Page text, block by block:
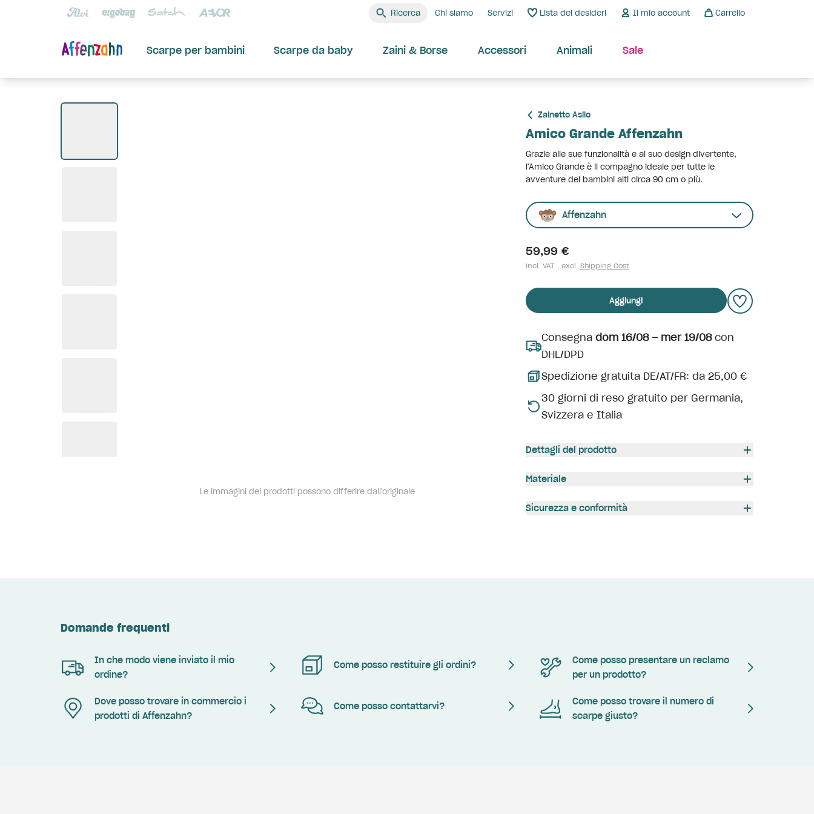
Ricerca Chi siamo Servizi Lista dei desideri Il mio account Carrello
Scarpe per bambini Scarpe da baby Zaini & Borse Accessori Animali Sale
Le immagini dei prodotti possono differire dall'originale
Zainetto Asilo
Amico Grande Affenzahn
Grazie alle sue funzionalità e al suo design divertente,
l'Amico Grande è il compagno ideale per tutte le
avventure dei bambini alti circa 90 cm o più.
Affenzahn
59,99 €
incl. VAT , excl. Shipping Cost
Aggiungi
Consegna dom 16/08 – mer 19/08con
DHL/DPD
Spedizione gratuita DE/AT/FR: da 25,00 €
30 giorni di reso gratuito per Germania,
Svizzera e Italia
Dettagli del prodotto
Materiale
Sicurezza e conformità
Domande frequenti
In che modo viene inviato il mio
ordine?
Come posso restituire gli ordini?
Come posso presentare un reclamo
per un prodotto?
Dove posso trovare in commercio i
prodotti di Affenzahn?
Come posso contattarvi?
Come posso trovare il numero di
scarpe giusto?